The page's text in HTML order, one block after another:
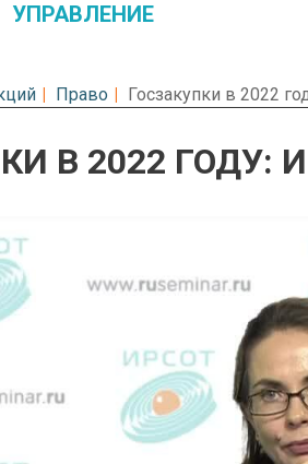
УПРАВЛЕНИЕ
Право Госзакупки в 2022
В 2022 ГОДУ:
просмотр.